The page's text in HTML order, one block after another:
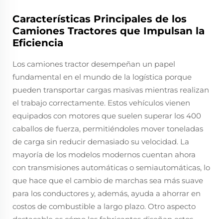
Características Principales de los
Camiones Tractores que Impulsan la
Eficiencia
Los camiones tractor desempeñan un papel
fundamental en el mundo de la logística porque
pueden transportar cargas masivas mientras realizan
el trabajo correctamente. Estos vehículos vienen
equipados con motores que suelen superar los 400
caballos de fuerza, permitiéndoles mover toneladas
de carga sin reducir demasiado su velocidad. La
mayoría de los modelos modernos cuentan ahora
con transmisiones automáticas o semiautomáticas, lo
que hace que el cambio de marchas sea más suave
para los conductores y, además, ayuda a ahorrar en
costos de combustible a largo plazo. Otro aspecto